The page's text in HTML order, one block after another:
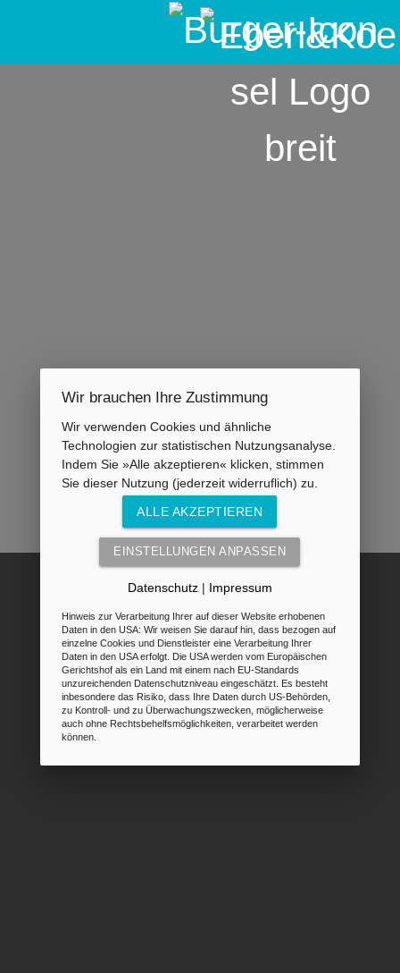
Wir brauchen Ihre Zustimmung
Wir verwenden Cookies und ähnliche
Technologien zur statistischen Nutzungsanalyse.
Indem Sie »Alle akzeptieren« klicken, stimmen
Sie dieser Nutzung (jederzeit widerruflich) zu.
ALLE AKZEPTIEREN
EINSTELLUNGEN ANPASSEN
Datenschutz| Impressum
Hinweis zur Verarbeitung Ihrer auf dieser Website erhobenen
Daten in den USA: Wir weisen Sie darauf hin, dass bezogen auf
einzelne Cookies und Dienstleister eine Verarbeitung Ihrer
Daten in den USA erfolgt. Die USA werden vom Europäischen
Gerichtshof als ein Land mit einem nach EU-Standards
unzureichenden Datenschutzniveau eingeschätzt. Es besteht
inbesondere das Risiko, dass Ihre Daten durch US-Behörden,
zu Kontroll- und zu Überwachungszwecken, möglicherweise
auch ohne Rechtsbehelfsmöglichkeiten, verarbeitet werden
können.